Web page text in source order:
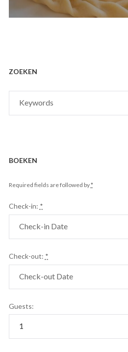
ZOEKEN
BOEKEN
Required fields are followed by*
Check-in: *
Check-out: *
Guests: